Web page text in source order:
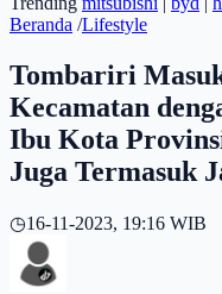
Beranda /Lifestyle
Tombariri
Kecamatan
Ibu Kota
Juga Termasuk
◷16-11-2023, 19:16 WIB